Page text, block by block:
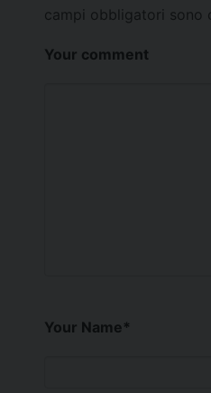
campi obbligatori sono
Your comment
Your Name*